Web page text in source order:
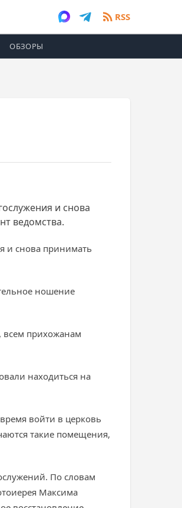
RSS
ОБЗОРЫ
и снова
ведомства.
и снова принимать
ношение
всем прихожанам
находиться на
войти в церковь
такие помещения,
По словам
Максима